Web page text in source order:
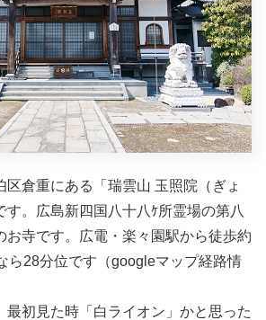
倉重にある「瑞雲山 玉照院（ぎょ
す。広島新四国八十八ｹ所霊場の第八
お寺です。広電・楽々園駅から徒歩約
ら28分位です（googleマップ経路情
初見た時「白ライオン」かと思った